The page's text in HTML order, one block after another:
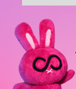
ベストエフ
する時間帯
限のため、
※2ご利用い
くはこちら。
下り最大
Fi6以上の規
（28GHz帯